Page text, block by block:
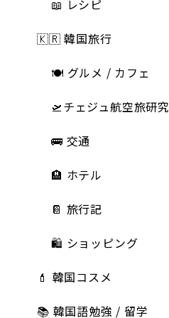
📖 レシピ
🇰🇷 韓国旅行
🍽 グルメ / カフェ
🛫チェジュ航空旅研究
🚌 交通
🏨 ホテル
📔 旅行記
🛍️ ショッピング
💄 韓国コスメ
📚 韓国語勉強 / 留学